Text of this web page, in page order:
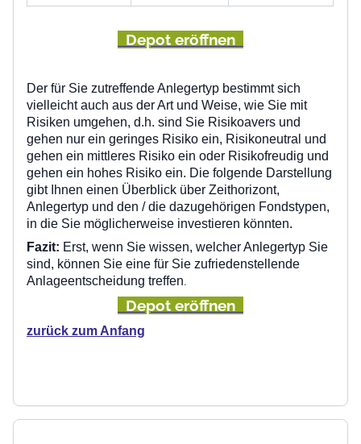
Depot eröffnen
Der für Sie zutreffende Anlegertyp bestimmt sich
vielleicht auch aus der Art und Weise, wie Sie mit
Risiken umgehen, d.h. sind Sie Risikoavers und
gehen nur ein geringes Risiko ein, Risikoneutral und
gehen ein mittleres Risiko ein oder Risikofreudig und
gehen ein hohes Risiko ein. Die folgende Darstellung
gibt Ihnen einen Überblick über Zeithorizont,
Anlegertyp und den / die dazugehörigen Fondstypen,
in die Sie möglicherweise investieren könnten.
Fazit: Erst, wenn Sie wissen, welcher Anlegertyp Sie
sind, können Sie eine für Sie zufriedenstellende
Anlageentscheidung treffen.
Depot eröffnen
zurück zum Anfang